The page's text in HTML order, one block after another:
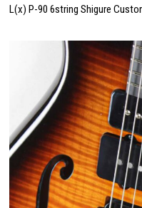
L(x) P-90 6string Shigure